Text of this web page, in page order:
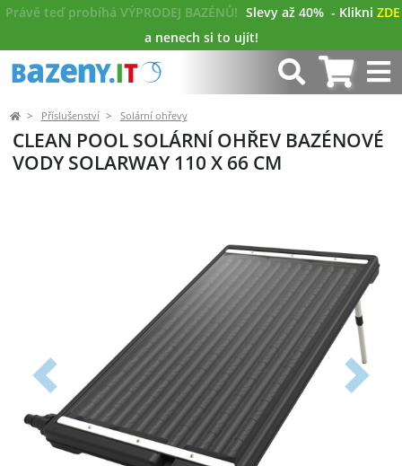
Právě teď probíhá VÝPRODEJ BAZÉNŮ! Slevy až 40% - Klikni ZDE
a nenech si to ujít!
Příslušenství Solární ohřevy
CLEAN POOL SOLÁRNÍ OHŘEV BAZÉNOVÉ
VODY SOLARWAY 110 X 66 CM
Předchozí Další